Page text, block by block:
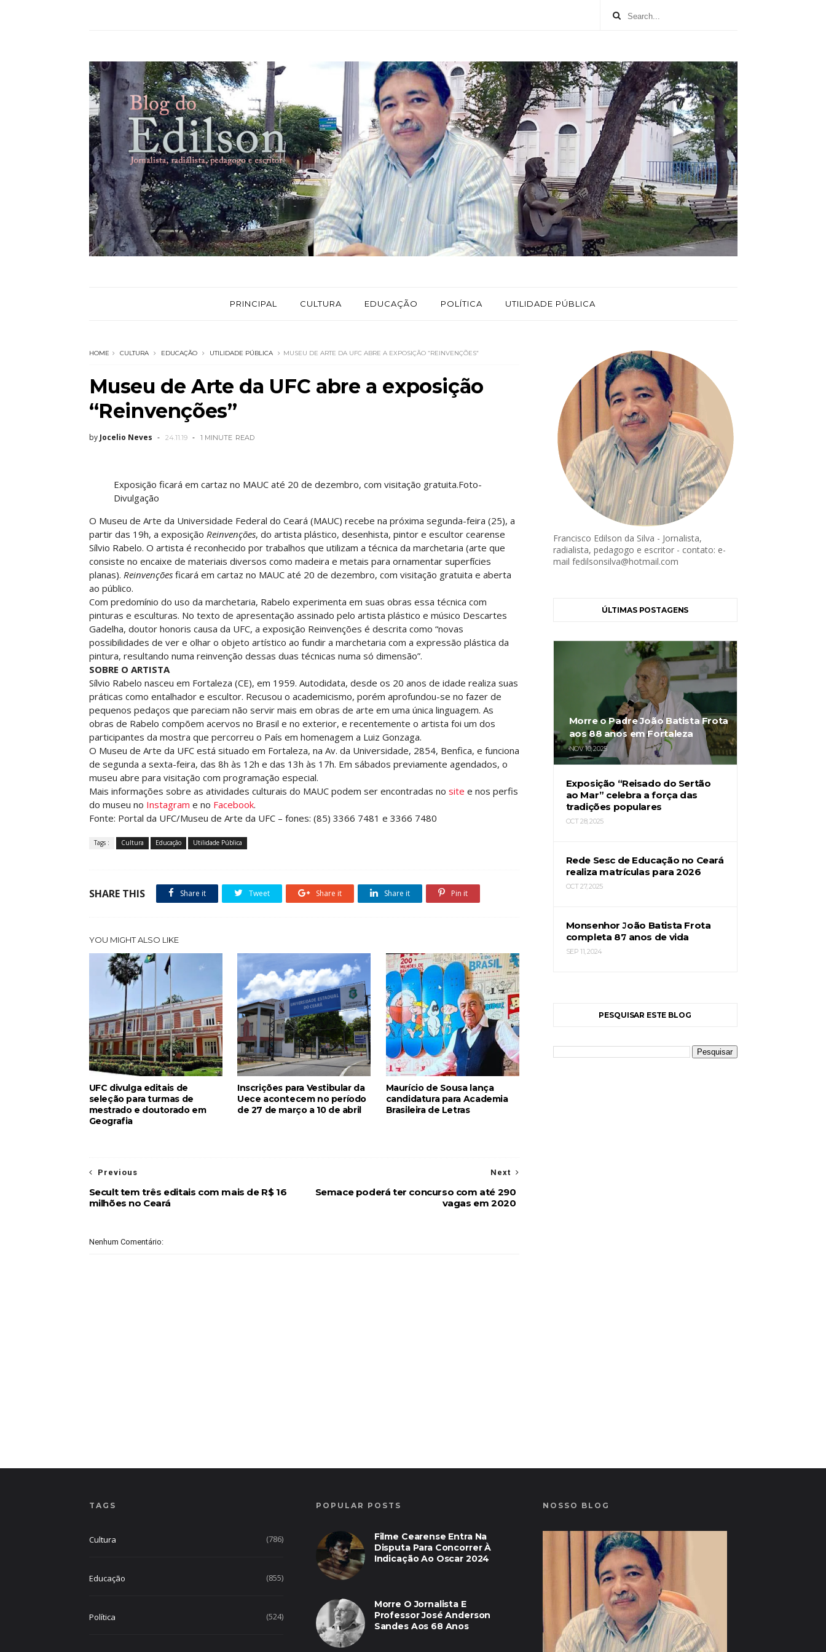
PRINCIPAL CULTURA EDUCAÇÃO POLÍTICA UTILIDADE PÚBLICA
HOME CULTURA EDUCAÇÃO UTILIDADE PÚBLICA MUSEU DE ARTE DA UFC ABRE A EXPOSIÇÃO “REINVENÇÕES”
Museu de Arte da UFC abre a exposição
“Reinvenções”
by Jocelio Neves 24.11.19 1 MINUTE READ
Exposição ficará em cartaz no MAUC até 20 de dezembro, com visitação gratuita.Foto-
Divulgação
O Museu de Arte da Universidade Federal do Ceará (MAUC) recebe na próxima segunda-feira (25), a
partir das 19h, a exposição Reinvenções, do artista plástico, desenhista, pintor e escultor cearense
Sílvio Rabelo. O artista é reconhecido por trabalhos que utilizam a técnica da marchetaria (arte que
consiste no encaixe de materiais diversos como madeira e metais para ornamentar superfícies
planas). Reinvençõesficará em cartaz no MAUC até 20 de dezembro, com visitação gratuita e aberta
ao público.
Com predomínio do uso da marchetaria, Rabelo experimenta em suas obras essa técnica com
pinturas e esculturas. No texto de apresentação assinado pelo artista plástico e músico Descartes
Gadelha, doutor honoris causa da UFC, a exposição Reinvenções é descrita como “novas
possibilidades de ver e olhar o objeto artístico ao fundir a marchetaria com a expressão plástica da
pintura, resultando numa reinvenção dessas duas técnicas numa só dimensão”.
SOBRE O ARTISTA
Sílvio Rabelo nasceu em Fortaleza (CE), em 1959. Autodidata, desde os 20 anos de idade realiza suas
práticas como entalhador e escultor. Recusou o academicismo, porém aprofundou-se no fazer de
pequenos pedaços que pareciam não servir mais em obras de arte em uma única linguagem. As
obras de Rabelo compõem acervos no Brasil e no exterior, e recentemente o artista foi um dos
participantes da mostra que percorreu o País em homenagem a Luiz Gonzaga.
O Museu de Arte da UFC está situado em Fortaleza, na Av. da Universidade, 2854, Benfica, e funciona
de segunda a sexta-feira, das 8h às 12h e das 13h às 17h. Em sábados previamente agendados, o
museu abre para visitação com programação especial.
Mais informações sobre as atividades culturais do MAUC podem ser encontradas no site e nos perfis
do museu no Instagram e no Facebook.
Fonte: Portal da UFC/Museu de Arte da UFC – fones: (85) 3366 7481 e 3366 7480
Tags : Cultura Educação Utilidade Pública
SHARE THIS Share it Tweet Share it Share it Pin it
YOU MIGHT ALSO LIKE
UFC divulga editais de
seleção para turmas de
mestrado e doutorado em
Geografia
Inscrições para Vestibular da
Uece acontecem no período
de 27 de março a 10 de abril
Maurício de Sousa lança
candidatura para Academia
Brasileira de Letras
Next
Semace poderá ter concurso com até 290
vagas em 2020
Previous
Secult tem três editais com mais de R$ 16
milhões no Ceará
Nenhum Comentário:
Francisco Edilson da Silva - Jornalista,
radialista, pedagogo e escritor - contato: e-
mail fedilsonsilva@hotmail.com
ÚLTIMAS POSTAGENS
Morre o Padre João Batista Frota
aos 88 anos em Fortaleza
NOV 10, 2025
Exposição “Reisado do Sertão
ao Mar” celebra a força das
tradições populares
OCT 28, 2025
Rede Sesc de Educação no Ceará
realiza matrículas para 2026
OCT 27, 2025
Monsenhor João Batista Frota
completa 87 anos de vida
SEP 11, 2024
PESQUISAR ESTE BLOG
TAGS
Cultura (786)
Educação (855)
Política (524)
POPULAR POSTS
Filme Cearense Entra Na
Disputa Para Concorrer À
Indicação Ao Oscar 2024
Morre O Jornalista E
Professor José Anderson
Sandes Aos 68 Anos
NOSSO BLOG